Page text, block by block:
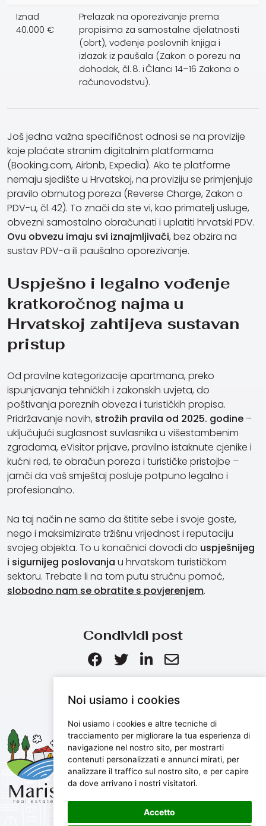
Noi usiamo i cookies
Noi usiamo i cookies e altre tecniche di
tracciamento per migliorare la tua esperienza di
navigazione nel nostro sito, per mostrarti
contenuti personalizzati e annunci mirati, per
analizzare il traffico sul nostro sito, e per capire
da dove arrivano i nostri visitatori.
Accetto
Iznad
40.000 €
Prelazak na oporezivanje prema
propisima za samostalne djelatnosti
(obrt), vođenje poslovnih knjiga i
izlazak iz paušala (Zakon o porezu na
dohodak, čl. 8. i Članci 14–16 Zakona o
računovodstvu).
Još jedna važna specifičnost odnosi se na provizije
koje plaćate stranim digitalnim platformama
(Booking.com, Airbnb, Expedia). Ako te platforme
nemaju sjedište u Hrvatskoj, na proviziju se primjenjuje
pravilo obrnutog poreza (Reverse Charge, Zakon o
PDV-u, čl. 42). To znači da ste vi, kao primatelj usluge,
obvezni samostalno obračunati i uplatiti hrvatski PDV.
Ovu obvezu imaju svi iznajmljivači, bez obzira na
sustav PDV-a ili paušalno oporezivanje.
Uspješno i legalno vođenje
kratkoročnog najma u
Hrvatskoj zahtijeva sustavan
pristup
Od pravilne kategorizacije apartmana, preko
ispunjavanja tehničkih i zakonskih uvjeta, do
poštivanja poreznih obveza i turističkih propisa.
Pridržavanje novih, strožih pravila od 2025. godine –
uključujući suglasnost suvlasnika u višestambenim
zgradama, eVisitor prijave, pravilno istaknute cjenike i
kućni red, te obračun poreza i turističke pristojbe –
jamči da vaš smještaj posluje potpuno legalno i
profesionalno.
Na taj način ne samo da štitite sebe i svoje goste,
nego i maksimizirate tržišnu vrijednost i reputaciju
svojeg objekta. To u konačnici dovodi do uspješnijeg
i sigurnijeg poslovanja u hrvatskom turističkom
sektoru. Trebate li na tom putu stručnu pomoć,
slobodno nam se obratite s povjerenjem.
Condividi post
Maris d.o.o.
Marijanijeva 11, 52100 Pula, Croatia
info@maris.hr
+385 52 501 333